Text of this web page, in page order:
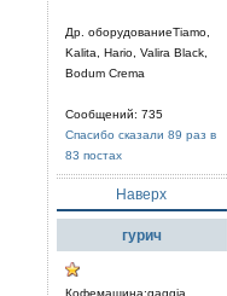
Др. оборудованиеTiamo,
Kalita, Hario, Valira Black,
Bodum Crema
Сообщений: 735
Спасибо сказали 89 раз в
83 постах
Наверх
гурич
Кофемашина:gaggia